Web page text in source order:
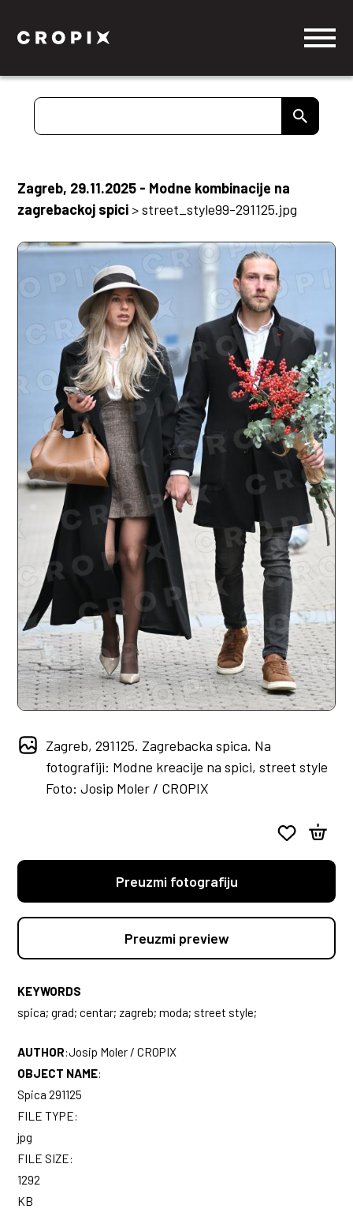
Zagreb, 29.11.2025 - Modne kombinacije na
zagrebackoj spici >street_style99-291125.jpg
Zagreb, 291125. Zagrebacka spica. Na
fotografiji: Modne kreacije na spici, street style
Foto: Josip Moler / CROPIX
Preuzmi fotografiju
Preuzmi preview
KEYWORDS
spica; grad; centar; zagreb; moda; street style;
AUTHOR:Josip Moler / CROPIX
OBJECT NAME:
Spica 291125
FILE TYPE:
jpg
FILE SIZE:
1292
KB